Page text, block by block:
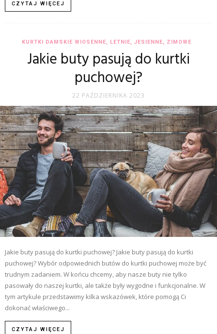
CZYTAJ WIĘCEJ
KURTKI DAMSKIE WIOSENNE, LETNIE, JESIENNE, ZIMOWE
Jakie buty pasują do kurtki
puchowej?
22 PAŹDZIERNIKA 2023
Jakie buty pasują do kurtki puchowej? Jakie buty pasują do kurtki
puchowej? Wybór odpowiednich butów do kurtki puchowej może być
trudnym zadaniem. W końcu chcemy, aby nasze buty nie tylko
pasowały do naszej kurtki, ale także były wygodne i funkcjonalne. W
tym artykule przedstawimy kilka wskazówek, które pomogą Ci
dokonać właściwego...
CZYTAJ WIĘCEJ